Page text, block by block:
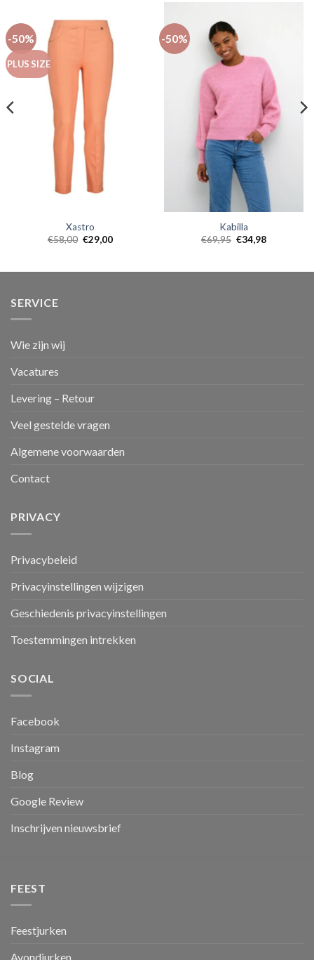
-50%
PLUS SIZE
Xastro
€58,00 €29,00
-50%
Kabilla
€69,95 €34,98
SERVICE
Wie zijn wij
Vacatures
Levering – Retour
Veel gestelde vragen
Algemene voorwaarden
Contact
PRIVACY
Privacybeleid
Privacyinstellingen wijzigen
Geschiedenis privacyinstellingen
Toestemmingen intrekken
SOCIAL
Facebook
Instagram
Blog
Google Review
Inschrijven nieuwsbrief
FEEST
Feestjurken
Avondjurken